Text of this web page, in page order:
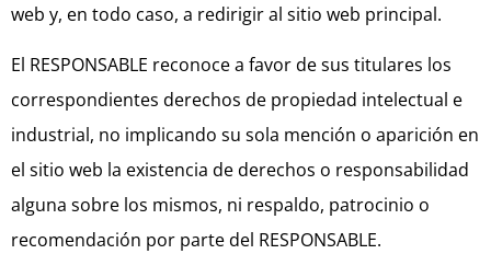
web y, en todo caso, a redirigir al sitio web principal.
El RESPONSABLE reconoce a favor de sus titulares los
correspondientes derechos de propiedad intelectual e
industrial, no implicando su sola mención o aparición en
el sitio web la existencia de derechos o responsabilidad
alguna sobre los mismos, ni respaldo, patrocinio o
recomendación por parte del RESPONSABLE.